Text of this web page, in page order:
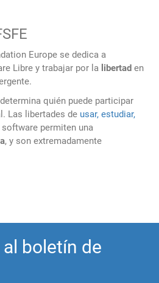
Europe se dedica a
Libre y trabajar por la libertad en
quién puede participar
Las libertades de usar, estudiar,
software permiten una
, y son extremadamente
boletín de